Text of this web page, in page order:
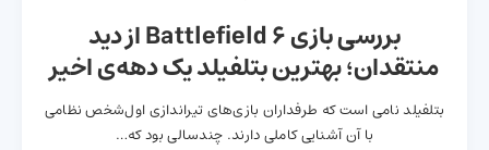
بررسی بازی Battlefield 6 از دید
منتقدان؛ بهترین بتلفیلد یک دهه‌ی اخیر
بتلفیلد نامی است که طرفداران بازی‌های تیراندازی اول‌شخص نظامی
با آن آشنایی کاملی دارند. چندسالی بود که…